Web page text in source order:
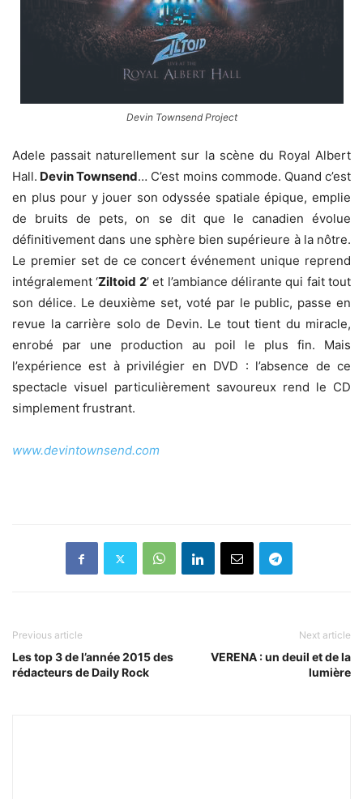
Devin Townsend Project
Adele passait naturellement sur la scène du Royal Albert
Hall. Devin Townsend… C’est moins commode. Quand c’est
en plus pour y jouer son odyssée spatiale épique, emplie
de bruits de pets, on se dit que le canadien évolue
définitivement dans une sphère bien supérieure à la nôtre.
Le premier set de ce concert événement unique reprend
intégralement ‘Ziltoid 2’ et l’ambiance délirante qui fait tout
son délice. Le deuxième set, voté par le public, passe en
revue la carrière solo de Devin. Le tout tient du miracle,
enrobé par une production au poil le plus fin. Mais
l’expérience est à privilégier en DVD : l’absence de ce
spectacle visuel particulièrement savoureux rend le CD
simplement frustrant.
www.devintownsend.com
Previous article
Les top 3 de l’année 2015 des
rédacteurs de Daily Rock
Next article
VERENA : un deuil et de la
lumière